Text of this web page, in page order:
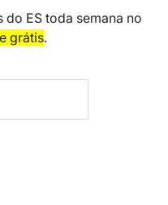
ES toda semana no
grátis.